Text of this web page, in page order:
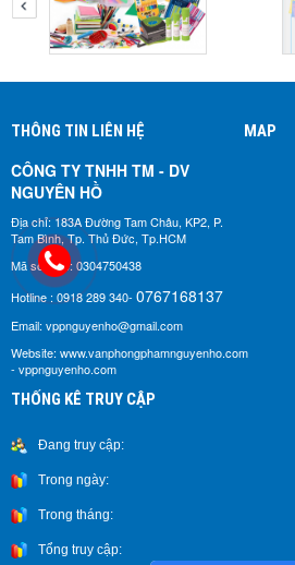
THÔNG TIN LIÊN HỆ
CÔNG TY TNHH TM - DV
NGUYÊN HỒ​
Địa chỉ: 183A Đường Tam Châu, KP2, P.
Tam Bình, Tp. Thủ Đức, Tp.HCM
Mã số thuế: 0304750438
Hotline : 0918 289 340- 0767168137
Email: vppnguyenho@gmail.com
Website: www.vanphongphamnguyenho.com
- vppnguyenho.com
MAP
THỐNG KÊ TRUY CẬP
Đang truy cập:
Trong ngày:
Trong tháng:
Tổng truy cập: